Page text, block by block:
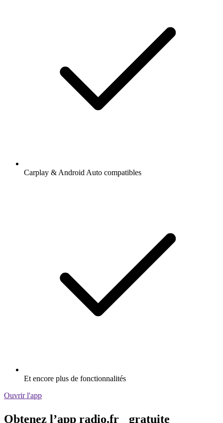
Carplay & Android Auto compatibles
Et encore plus de fonctionnalités
Ouvrir l'app
Obtenez l’app radio.fr gratuite